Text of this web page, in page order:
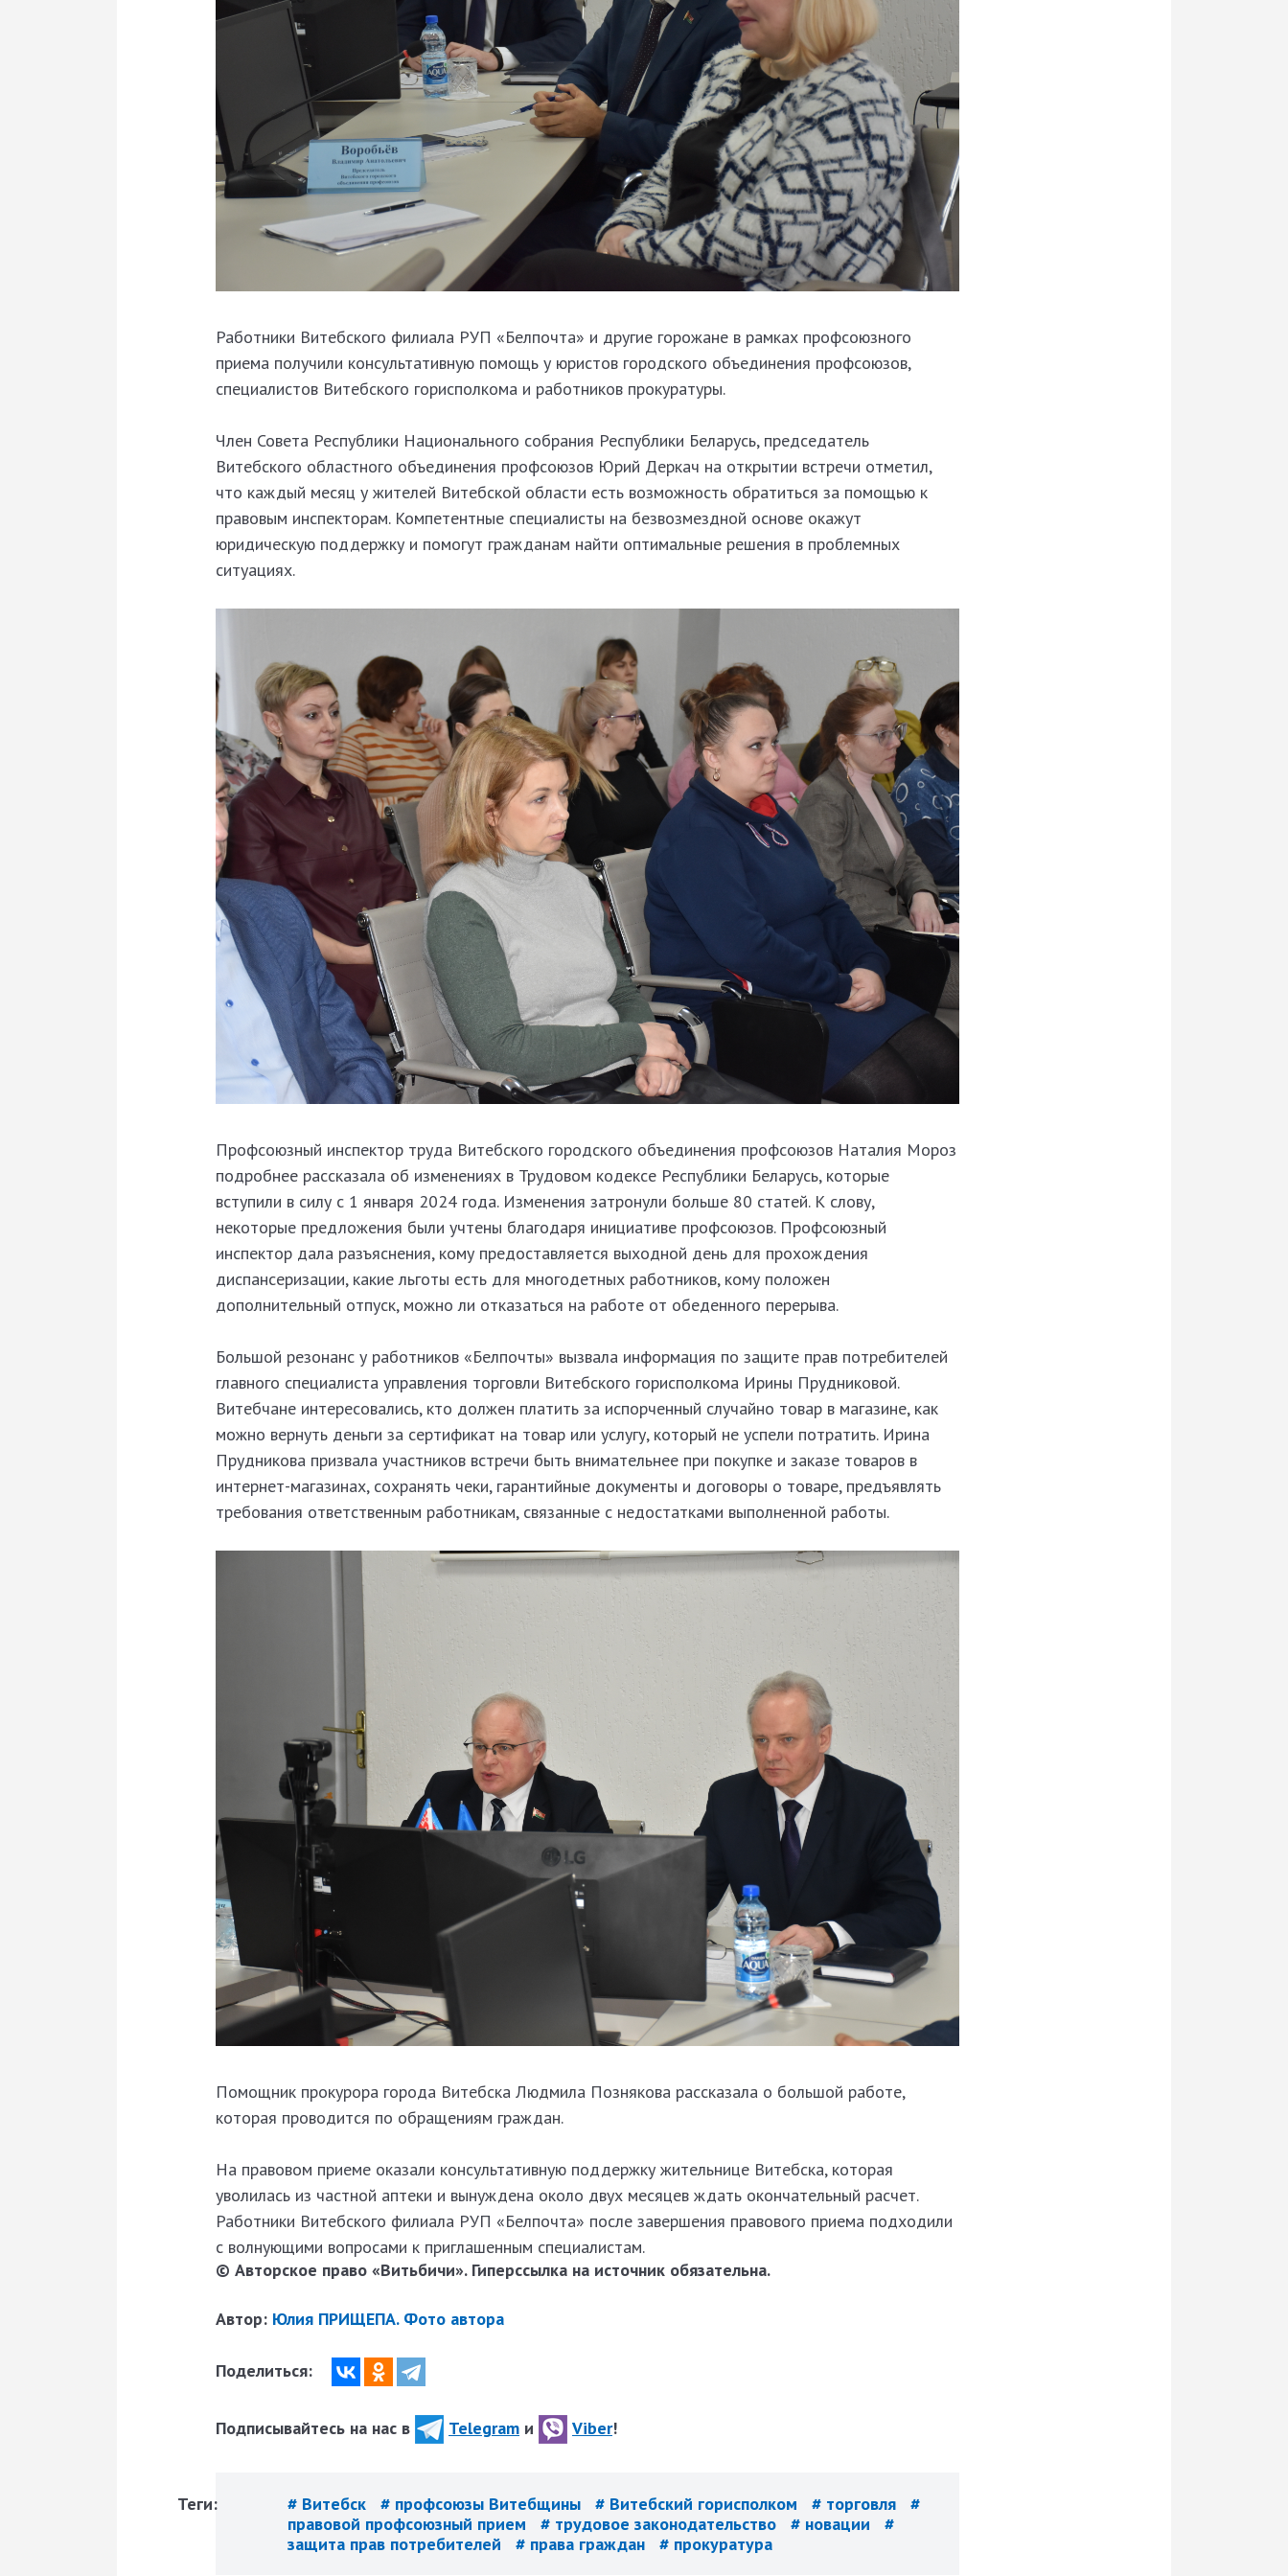
Работники Витебского филиала РУП «Белпочта» и другие горожане в рамках профсоюзного
приема получили консультативную помощь у юристов городского объединения профсоюзов,
специалистов Витебского горисполкома и работников прокуратуры.
Член Совета Республики Национального собрания Республики Беларусь, председатель
Витебского областного объединения профсоюзов Юрий Деркач на открытии встречи отметил,
что каждый месяц у жителей Витебской области есть возможность обратиться за помощью к
правовым инспекторам. Компетентные специалисты на безвозмездной основе окажут
юридическую поддержку и помогут гражданам найти оптимальные решения в проблемных
ситуациях.
Профсоюзный инспектор труда Витебского городского объединения профсоюзов Наталия Мороз
подробнее рассказала об изменениях в Трудовом кодексе Республики Беларусь, которые
вступили в силу с 1 января 2024 года. Изменения затронули больше 80 статей. К слову,
некоторые предложения были учтены благодаря инициативе профсоюзов. Профсоюзный
инспектор дала разъяснения, кому предоставляется выходной день для прохождения
диспансеризации, какие льготы есть для многодетных работников, кому положен
дополнительный отпуск, можно ли отказаться на работе от обеденного перерыва.
Большой резонанс у работников «Белпочты» вызвала информация по защите прав потребителей
главного специалиста управления торговли Витебского горисполкома Ирины Прудниковой.
Витебчане интересовались, кто должен платить за испорченный случайно товар в магазине, как
можно вернуть деньги за сертификат на товар или услугу, который не успели потратить. Ирина
Прудникова призвала участников встречи быть внимательнее при покупке и заказе товаров в
интернет-магазинах, сохранять чеки, гарантийные документы и договоры о товаре, предъявлять
требования ответственным работникам, связанные с недостатками выполненной работы.
Помощник прокурора города Витебска Людмила Познякова рассказала о большой работе,
которая проводится по обращениям граждан.
На правовом приеме оказали консультативную поддержку жительнице Витебска, которая
уволилась из частной аптеки и вынуждена около двух месяцев ждать окончательный расчет.
Работники Витебского филиала РУП «Белпочта» после завершения правового приема подходили
с волнующими вопросами к приглашенным специалистам.
© Авторское право «Витьбичи». Гиперссылка на источник обязательна.
Автор: Юлия ПРИЩЕПА. Фото автора
Поделиться:
Подписывайтесь на нас в Telegram и Viber!
Теги: # Витебск # профсоюзы Витебщины # Витебский горисполком # торговля
#
правовой профсоюзный прием
# трудовое законодательство # новации
#
защита прав потребителей
# права граждан # прокуратура